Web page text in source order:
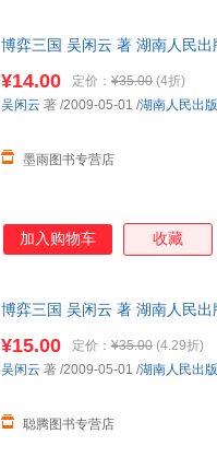
博弈三国 吴闲云 著 湖南人民
¥14.00 定价： ¥35.00 (4折)
墨雨图书专营店
吴闲云 著 /2009-05-01 /湖南人民出
加入购物车 收藏
博弈三国 吴闲云 著 湖南人民
¥15.00 定价： ¥35.00 (4.29折)
聪腾图书专营店
吴闲云 著 /2009-05-01 /湖南人民出